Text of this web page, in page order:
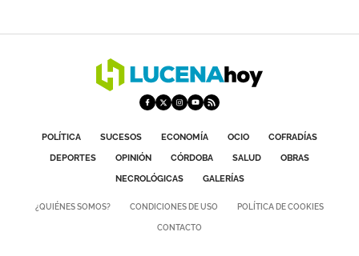
POLÍTICA SUCESOS ECONOMÍA OCIO
COFRADÍAS
DEPORTES
OPINIÓN CÓRDOBA SALUD
OBRAS
NECROLÓGICAS
GALERÍAS
¿QUIÉNES SOMOS? CONDICIONES DE USO POLÍTICA DE COOKIES
CONTACTO